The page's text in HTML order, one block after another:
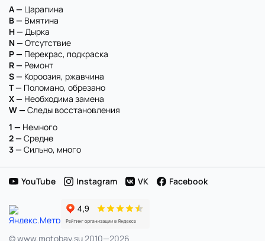
A — Царапина
B — Вмятина
H — Дырка
N — Отсутствие
P — Перекрас, подкраска
R — Ремонт
S — Короозия, ржавчина
T — Поломано, обрезано
X — Необходима замена
W — Следы восстановления
1 — Немного
2 — Средне
3 — Сильно, много
YouTube Instagram VK Facebook
© www.motobay.su 2010—2026